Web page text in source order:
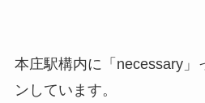
本庄駅構内に「necessary」
ンしています。